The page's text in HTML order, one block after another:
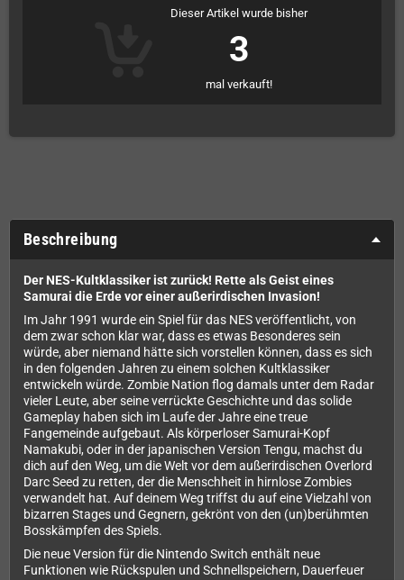
Dieser Artikel wurde bisher
3
mal verkauft!
Beschreibung
Der NES-Kultklassiker ist zurück! Rette als Geist eines
Samurai die Erde vor einer außerirdischen Invasion!
Im Jahr 1991 wurde ein Spiel für das NES veröffentlicht, von
dem zwar schon klar war, dass es etwas Besonderes sein
würde, aber niemand hätte sich vorstellen können, dass es sich
in den folgenden Jahren zu einem solchen Kultklassiker
entwickeln würde. Zombie Nation flog damals unter dem Radar
vieler Leute, aber seine verrückte Geschichte und das solide
Gameplay haben sich im Laufe der Jahre eine treue
Fangemeinde aufgebaut. Als körperloser Samurai-Kopf
Namakubi, oder in der japanischen Version Tengu, machst du
dich auf den Weg, um die Welt vor dem außerirdischen Overlord
Darc Seed zu retten, der die Menschheit in hirnlose Zombies
verwandelt hat. Auf deinem Weg triffst du auf eine Vielzahl von
bizarren Stages und Gegnern, gekrönt von den (un)berühmten
Bosskämpfen des Spiels.
Die neue Version für die Nintendo Switch enthält neue
Funktionen wie Rückspulen und Schnellspeichern, Dauerfeuer